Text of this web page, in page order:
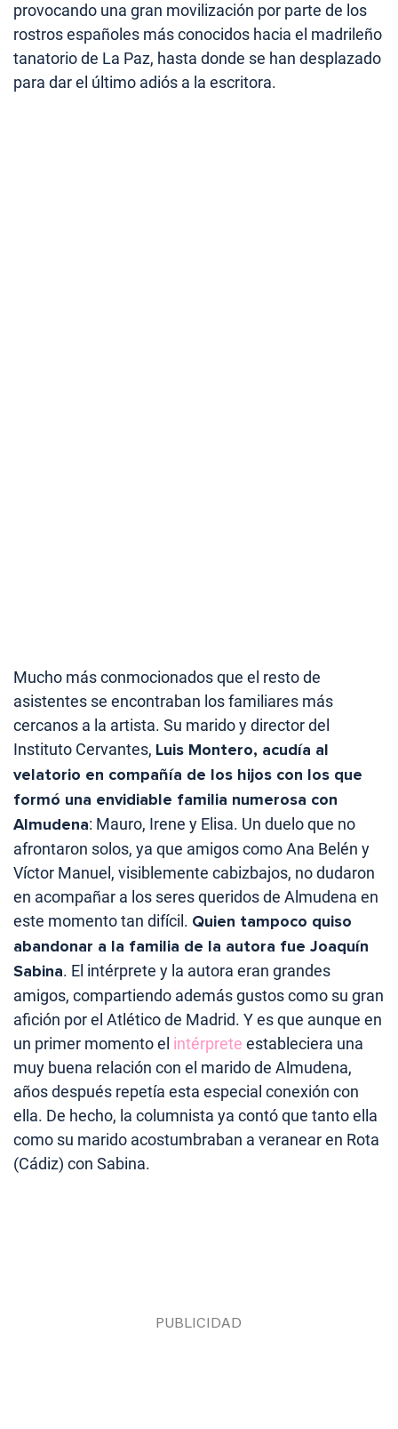
provocando una gran movilización por parte de los
rostros españoles más conocidos hacia el madrileño
tanatorio de La Paz, hasta donde se han desplazado
para dar el último adiós a la escritora.
Mucho más conmocionados que el resto de
asistentes se encontraban los familiares más
cercanos a la artista. Su marido y director del
Instituto Cervantes, Luis Montero, acudía al
velatorio en compañía de los hijos con los que
formó una envidiable familia numerosa con
Almudena: Mauro, Irene y Elisa. Un duelo que no
afrontaron solos, ya que amigos como Ana Belén y
Víctor Manuel, visiblemente cabizbajos, no dudaron
en acompañar a los seres queridos de Almudena en
este momento tan difícil. Quien tampoco quiso
abandonar a la familia de la autora fue Joaquín
Sabina. El intérprete y la autora eran grandes
amigos, compartiendo además gustos como su gran
afición por el Atlético de Madrid. Y es que aunque en
un primer momento el intérprete estableciera una
muy buena relación con el marido de Almudena,
años después repetía esta especial conexión con
ella. De hecho, la columnista ya contó que tanto ella
como su marido acostumbraban a veranear en Rota
(Cádiz) con Sabina.